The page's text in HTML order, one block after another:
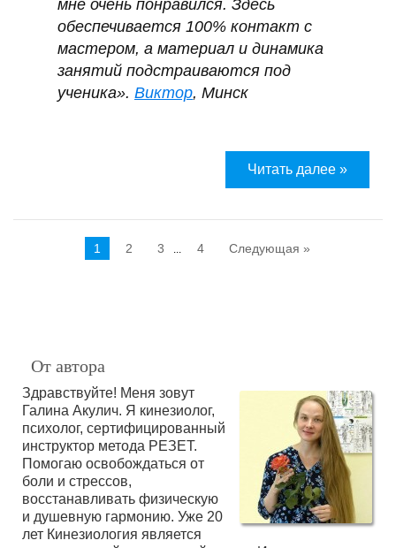
мне очень понравился. Здесь
обеспечивается 100% контакт с
мастером, а материал и динамика
занятий подстраиваются под
ученика». Виктор, Минск
Читать далее »
1 2 3 ... 4 Следующая »
От автора
Здравствуйте! Меня зовут
Галина Акулич. Я кинезиолог,
психолог, сертифицированный
инструктор метода РЕЗЕТ.
Помогаю освобождаться от
боли и стрессов,
восстанавливать физическую
и душевную гармонию. Уже 20
лет Кинезиология является